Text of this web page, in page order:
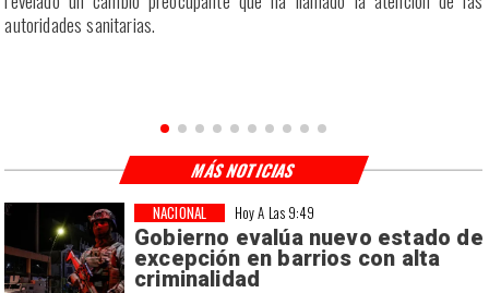
autoridades sanitarias.
Hoy A Las 9:49
Gobierno evalúa nuevo estado de
excepción en barrios con alta
criminalidad
NACIONAL
MÁS NOTICIAS